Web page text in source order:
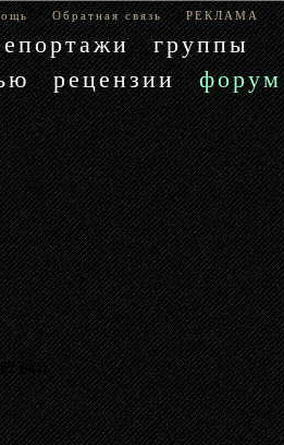
Обратная связь РЕКЛАМА
группы
рецензии форум
раз)